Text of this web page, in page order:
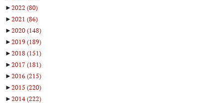
►2022 (80)
►2021 (86)
►2020(148)
►2019(189)
►2018(151)
►2017(181)
►2016(215)
►2015 (220)
►2014(222)